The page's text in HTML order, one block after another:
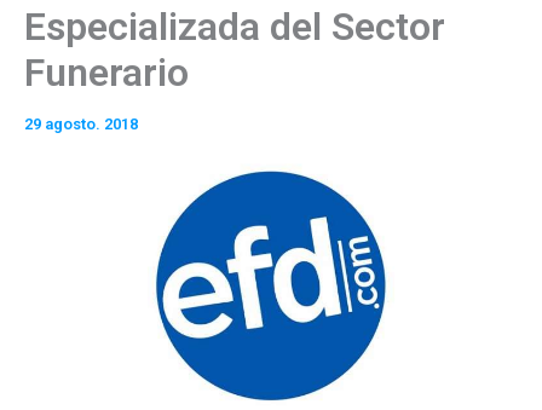
Especializada del Sector
Funerario
29 agosto. 2018